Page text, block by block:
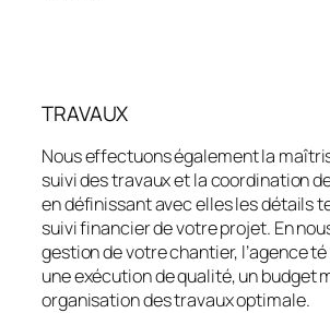
TRAVAUX
Nous effectuons également la
suivi des travaux et la coordination
en définissant avec elles les détails
suivi financier de votre projet. En
gestion de votre chantier, l’agence
une exécution de qualité, un budget
organisation des travaux optimale.